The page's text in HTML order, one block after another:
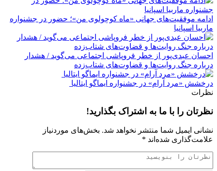
ادامه موفقیت‌های جهانی «ماه کوچولوی من»؛ حضور در جشنواره
ماربیا اسپانیا
احسان عبدی‌پور از خطر فروپاشی اجتماعی می‌گوید / هشدار
درباره جنگ روایت‌ها و قضاوت‌های شتاب‌زده
درخشش «مرد آرام» در جشنواره ایماگو ایتالیا
نظرات
نظرتان را با ما به اشتراک بگذارید!
نشانی ایمیل شما منتشر نخواهد شد. بخش‌های موردنیاز
علامت‌گذاری شده‌اند *